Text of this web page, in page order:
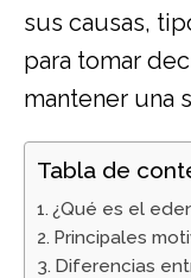
sus causas,
para tomar
mantener una
Tabla de
¿Qué es el
Principales
Diferencias